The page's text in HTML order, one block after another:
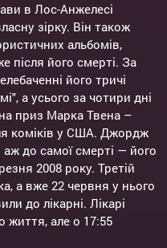
в Лос-Анжелесі
зірку. Він також
альбомів,
після його смерті. За
його тричі
а усього за чотири дні
приз Марка Твена –
коміків у США. Джордж
до самої смерті — його
2008 року. Третій
а вже 22 червня у нього
до лікарні. Лікарі
життя, але о 17:55